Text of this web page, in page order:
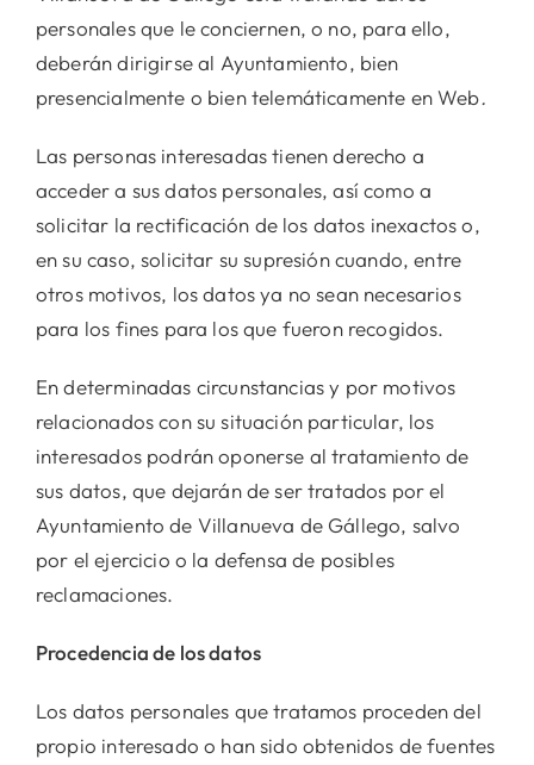
personales que le conciernen, o no, para ello,
deberán dirigirse al Ayuntamiento, bien
presencialmente o bien telemáticamente en Web.
Las personas interesadas tienen derecho a
acceder a sus datos personales, así como a
solicitar la rectificación de los datos inexactos o,
en su caso, solicitar su supresión cuando, entre
otros motivos, los datos ya no sean necesarios
para los fines para los que fueron recogidos.
En determinadas circunstancias y por motivos
relacionados con su situación particular, los
interesados podrán oponerse al tratamiento de
sus datos, que dejarán de ser tratados por el
Ayuntamiento de Villanueva de Gállego, salvo
por el ejercicio o la defensa de posibles
reclamaciones.
Procedencia de los datos
Los datos personales que tratamos proceden del
propio interesado o han sido obtenidos de fuentes